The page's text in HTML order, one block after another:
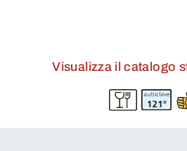
Visualizza il catalogo